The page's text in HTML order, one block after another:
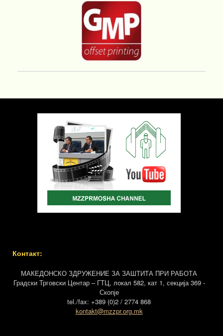
Контакт:
МАКЕДОНСКО ЗДРУЖЕНИЕ ЗА ЗАШТИТА ПРИ РАБОТА
Градски Трговски Центар – ГТЦ, локал 582, кат 1, секција 369 -
Скопје
tel./fax: +389 (0)2 / 2774 868
kontakt@mzzpr.org.mk